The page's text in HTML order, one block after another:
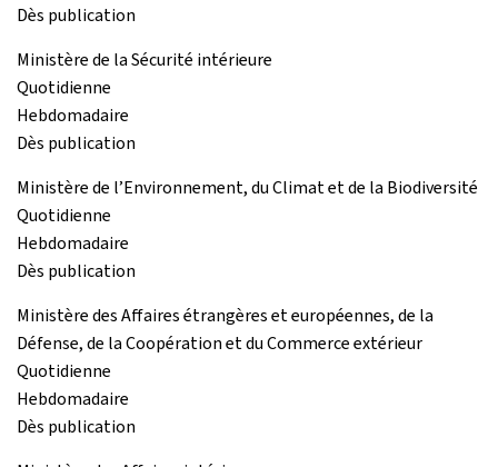
Dès publication
Ministère de la Sécurité intérieure
Quotidienne
Hebdomadaire
Dès publication
Ministère de l’Environnement, du Climat et de la Biodiversité
Quotidienne
Hebdomadaire
Dès publication
Ministère des Affaires étrangères et européennes, de la
Défense, de la Coopération et du Commerce extérieur
Quotidienne
Hebdomadaire
Dès publication